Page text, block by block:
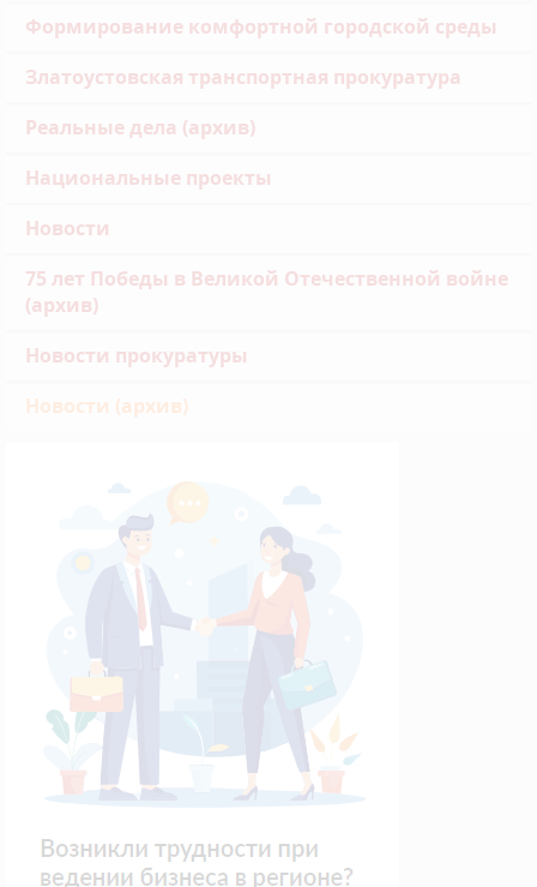
Формирование комфортной городской среды
Златоустовская транспортная прокуратура
Реальные дела (архив)
Национальные проекты
Новости
75 лет Победы в Великой Отечественной войне
(архив)
Новости прокуратуры
Новости (архив)